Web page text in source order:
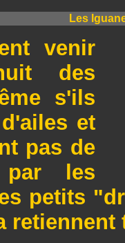
Les
venir
des
s'ils
et
pas de
par les
petits